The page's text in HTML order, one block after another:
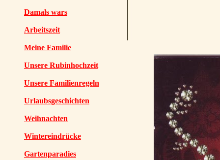
Damals wars
Arbeitszeit
Meine Familie
Unsere Rubinhochzeit
Unsere Familienregeln
Urlaubsgeschichten
Weihnachten
Wintereindrücke
Gartenparadies